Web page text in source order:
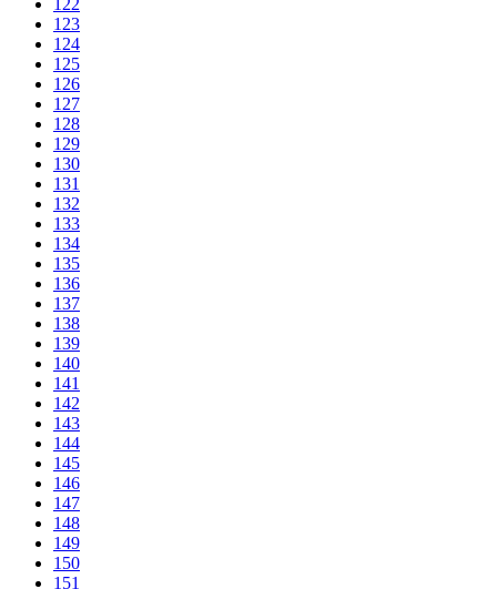
122
123
124
125
126
127
128
129
130
131
132
133
134
135
136
137
138
139
140
141
142
143
144
145
146
147
148
149
150
151